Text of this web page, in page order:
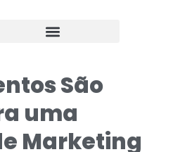
São
uma
Marketing